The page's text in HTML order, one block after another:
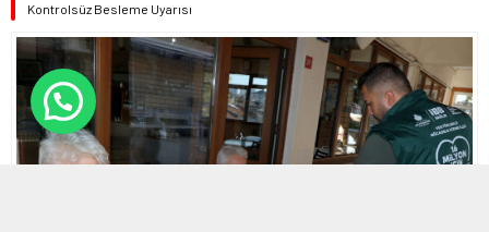
Kontrolsüz Besleme Uyarısı